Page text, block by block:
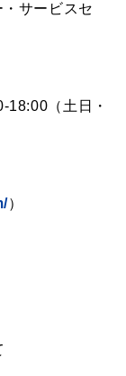
サービスセ
（土日・
）